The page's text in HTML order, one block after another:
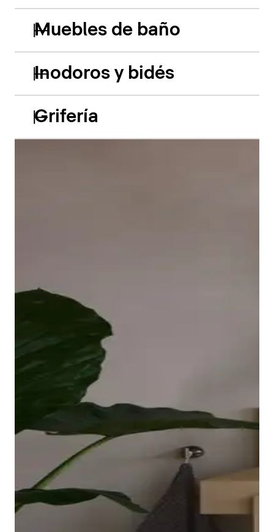
Los grifos adecuados para lavabo, bidé, ducha y
bañera completan la gama de la serie Balcoon. Su
manilla elíptica se integra en el cuerpo del grifo con
un suave arco y resulta muy agradable al tacto.
esquinas y es fácil de limpiar. El interior ergonómico,
disponible en Blanco o Blanco mate, invita a relajarse
Mostrar bañeras
Muebles de baño
Inodoros y bidés
Grifería